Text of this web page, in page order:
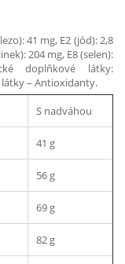
41 mg, E2 (jód): 2,8
204 mg, E8 (selen):
doplňkové látky:
– Antioxidanty.
S nadváhou
41 g
56 g
69 g
82 g